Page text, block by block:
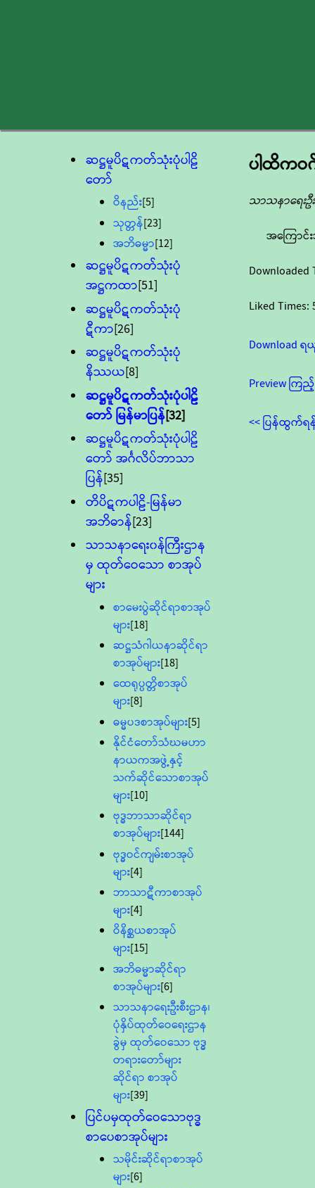
ဆဋ္ဌမူပိဋကတ်သုံးပုံပါဠိ
တော်
ဝိနည်း[5]
သုတ္တန်[23]
အဘိဓမ္မာ[12]
ဆဋ္ဌမူပိဋကတ်သုံးပုံ
အဋ္ဌကထာ[51]
ဆဋ္ဌမူပိဋကတ်သုံးပုံ
ဋီကာ[26]
ဆဋ္ဌမူပိဋကတ်သုံးပုံ
နိဿယ[8]
ဆဋ္ဌမူပိဋကတ်သုံးပုံပါဠိ
တော် မြန်မာပြန်[32]
ဆဋ္ဌမူပိဋကတ်သုံးပုံပါဠိ
တော် အင်္ဂလိပ်ဘာသာ
ပြန်[35]
တိပိဋကပါဠိ-မြန်မာ
အဘိဓာန်[23]
သာသနာရေး၀န်ကြီးဌာန
မှ ထုတ်ဝေသော စာအုပ်
များ
စာမေးပွဲဆိုင်ရာစာအုပ်
များ[18]
ဆဋ္ဌသံဂါယနာဆိုင်ရာ
စာအုပ်များ[18]
ထေရုပ္ပတ္တိစာအုပ်
များ[8]
ဓမ္မပဒစာအုပ်များ[5]
နိုင်ငံတော်သံဃမဟာ
နာယကအဖွဲ့နှင့်
သက်ဆိုင်သောစာအုပ်
များ[10]
ဗုဒ္ဓဘာသာဆိုင်ရာ
စာအုပ်များ[144]
ဗုဒ္ဓဝင်ကျမ်းစာအုပ်
များ[4]
ဘာသာဋီကာစာအုပ်
များ[4]
ဝိနိစ္ဆယစာအုပ်
များ[15]
အဘိဓမ္မာဆိုင်ရာ
စာအုပ်များ[6]
သာသနာရေးဦးစီးဌာန၊
ပုံနှိပ်ထုတ်ဝေရေးဌာန
ခွဲမှ ထုတ်ဝေသော ဗုဒ္ဓ
တရားတော်များ
ဆိုင်ရာ စာအုပ်
များ[39]
ပြင်ပမှထုတ်ဝေသောဗုဒ္ဓ
စာပေစာအုပ်များ
သမိုင်းဆိုင်ရာစာအုပ်
များ[6]
ပါထိကဝဂ်
သာသနာရေးဦ
အကြောင်
Downloaded
Liked Times:
Download
Preview ကြ
<< ပြန်ထွက်ရ